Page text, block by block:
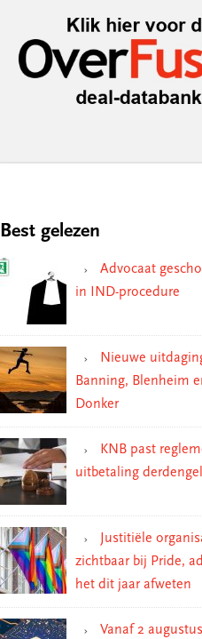
Best gelezen
Advocaat
in IND-procedure
Nieuwe
Banning, Blenheim
Donker
KNB past
uitbetaling
Justitiële
zichtbaar bij Pride,
het dit jaar afweten
Vanaf 2